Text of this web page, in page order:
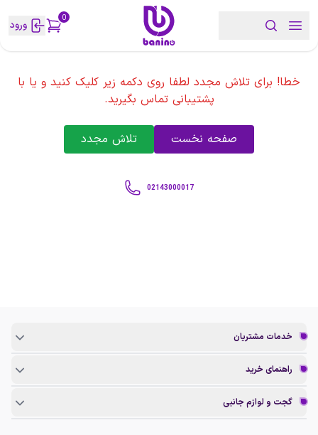
0 ورود
خطا! برای تلاش مجدد لطفا روی دکمه زیر کلیک کنید و یا با
پشتیبانی تماس بگیرید.
صفحه نخست تلاش مجدد
02143000017
خدمات مشتریان
راهنمای خرید
گجت و لوازم جانبی